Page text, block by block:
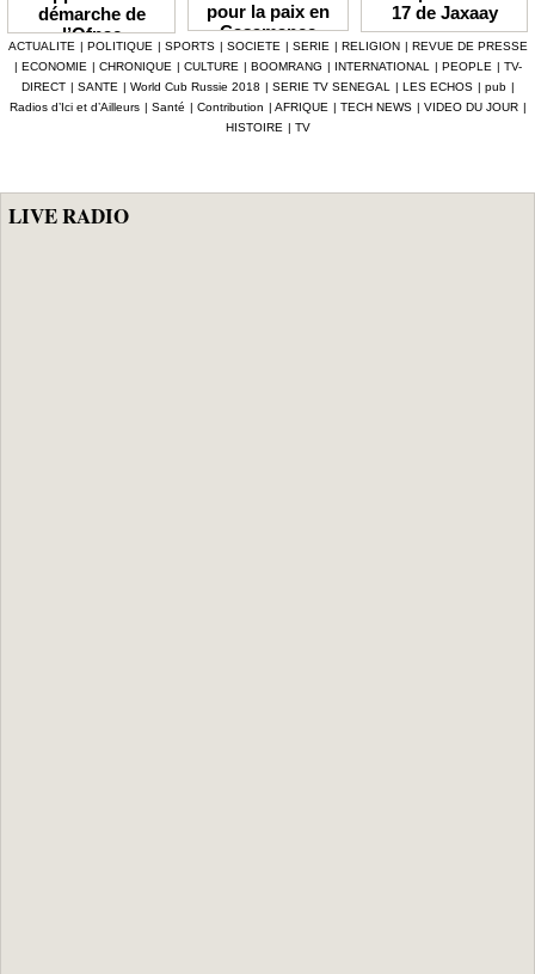
démarche de
l’Ofnac
pour la paix en
Casamance
lauréate du Prix
Icip 2026
17 de Jaxaay
ACTUALITE | POLITIQUE | SPORTS | SOCIETE | SERIE | RELIGION | REVUE DE PRESSE
| ECONOMIE | CHRONIQUE | CULTURE | BOOMRANG | INTERNATIONAL | PEOPLE | TV-
DIRECT | SANTE | World Cub Russie 2018 | SERIE TV SENEGAL | LES ECHOS | pub |
Radios d’Ici et d’Ailleurs | Santé | Contribution | AFRIQUE | TECH NEWS | VIDEO DU JOUR |
HISTOIRE | TV
LIVE RADIO